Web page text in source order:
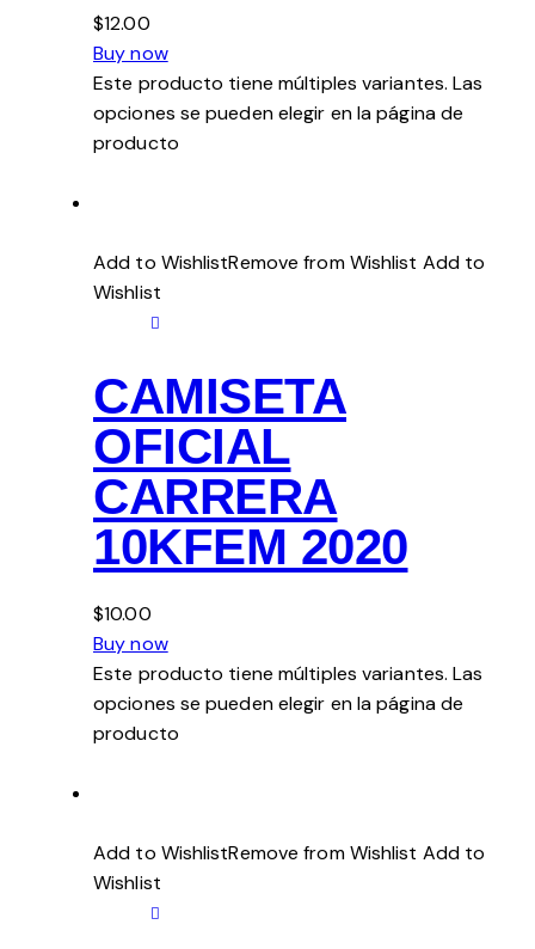
$12.00
Buy now
Este producto tiene múltiples variantes. Las
opciones se pueden elegir en la página de
producto
Add to WishlistRemove from Wishlist Add to
Wishlist
CAMISETA
OFICIAL
CARRERA
10KFEM 2020
$10.00
Buy now
Este producto tiene múltiples variantes. Las
opciones se pueden elegir en la página de
producto
Add to WishlistRemove from Wishlist Add to
Wishlist